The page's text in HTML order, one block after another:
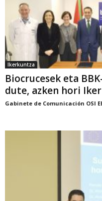
Ikerkuntza
Biocrucesek eta
dute, azken hori
Gabinete de Comunicación OSI